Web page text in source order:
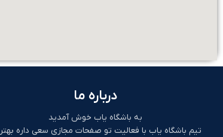
درباره ما
به باشگاه یاب خوش آمدید
تیم باشگاه یاب با فعالیت تو صفحات مجازی سعی داره